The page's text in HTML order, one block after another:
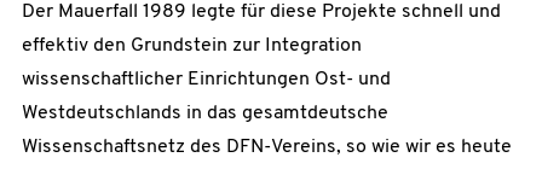
Der Mauerfall 1989 legte für diese Projekte schnell und
effektiv den Grundstein zur Integration
wissenschaftlicher Einrichtungen Ost- und
Westdeutschlands in das gesamtdeutsche
Wissenschaftsnetz des DFN-Vereins, so wie wir es heute